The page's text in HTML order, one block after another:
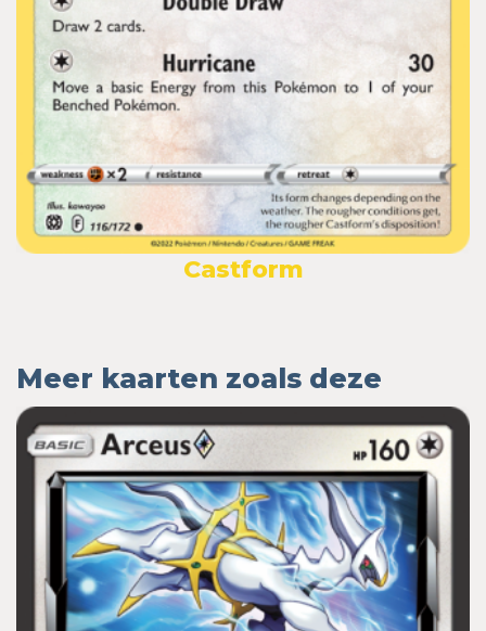
Castform
Meer kaarten zoals deze